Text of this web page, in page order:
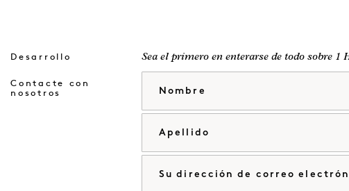
Desarrollo
Contacte con
nosotros
Sea el primero en enterarse de todo sobre 1